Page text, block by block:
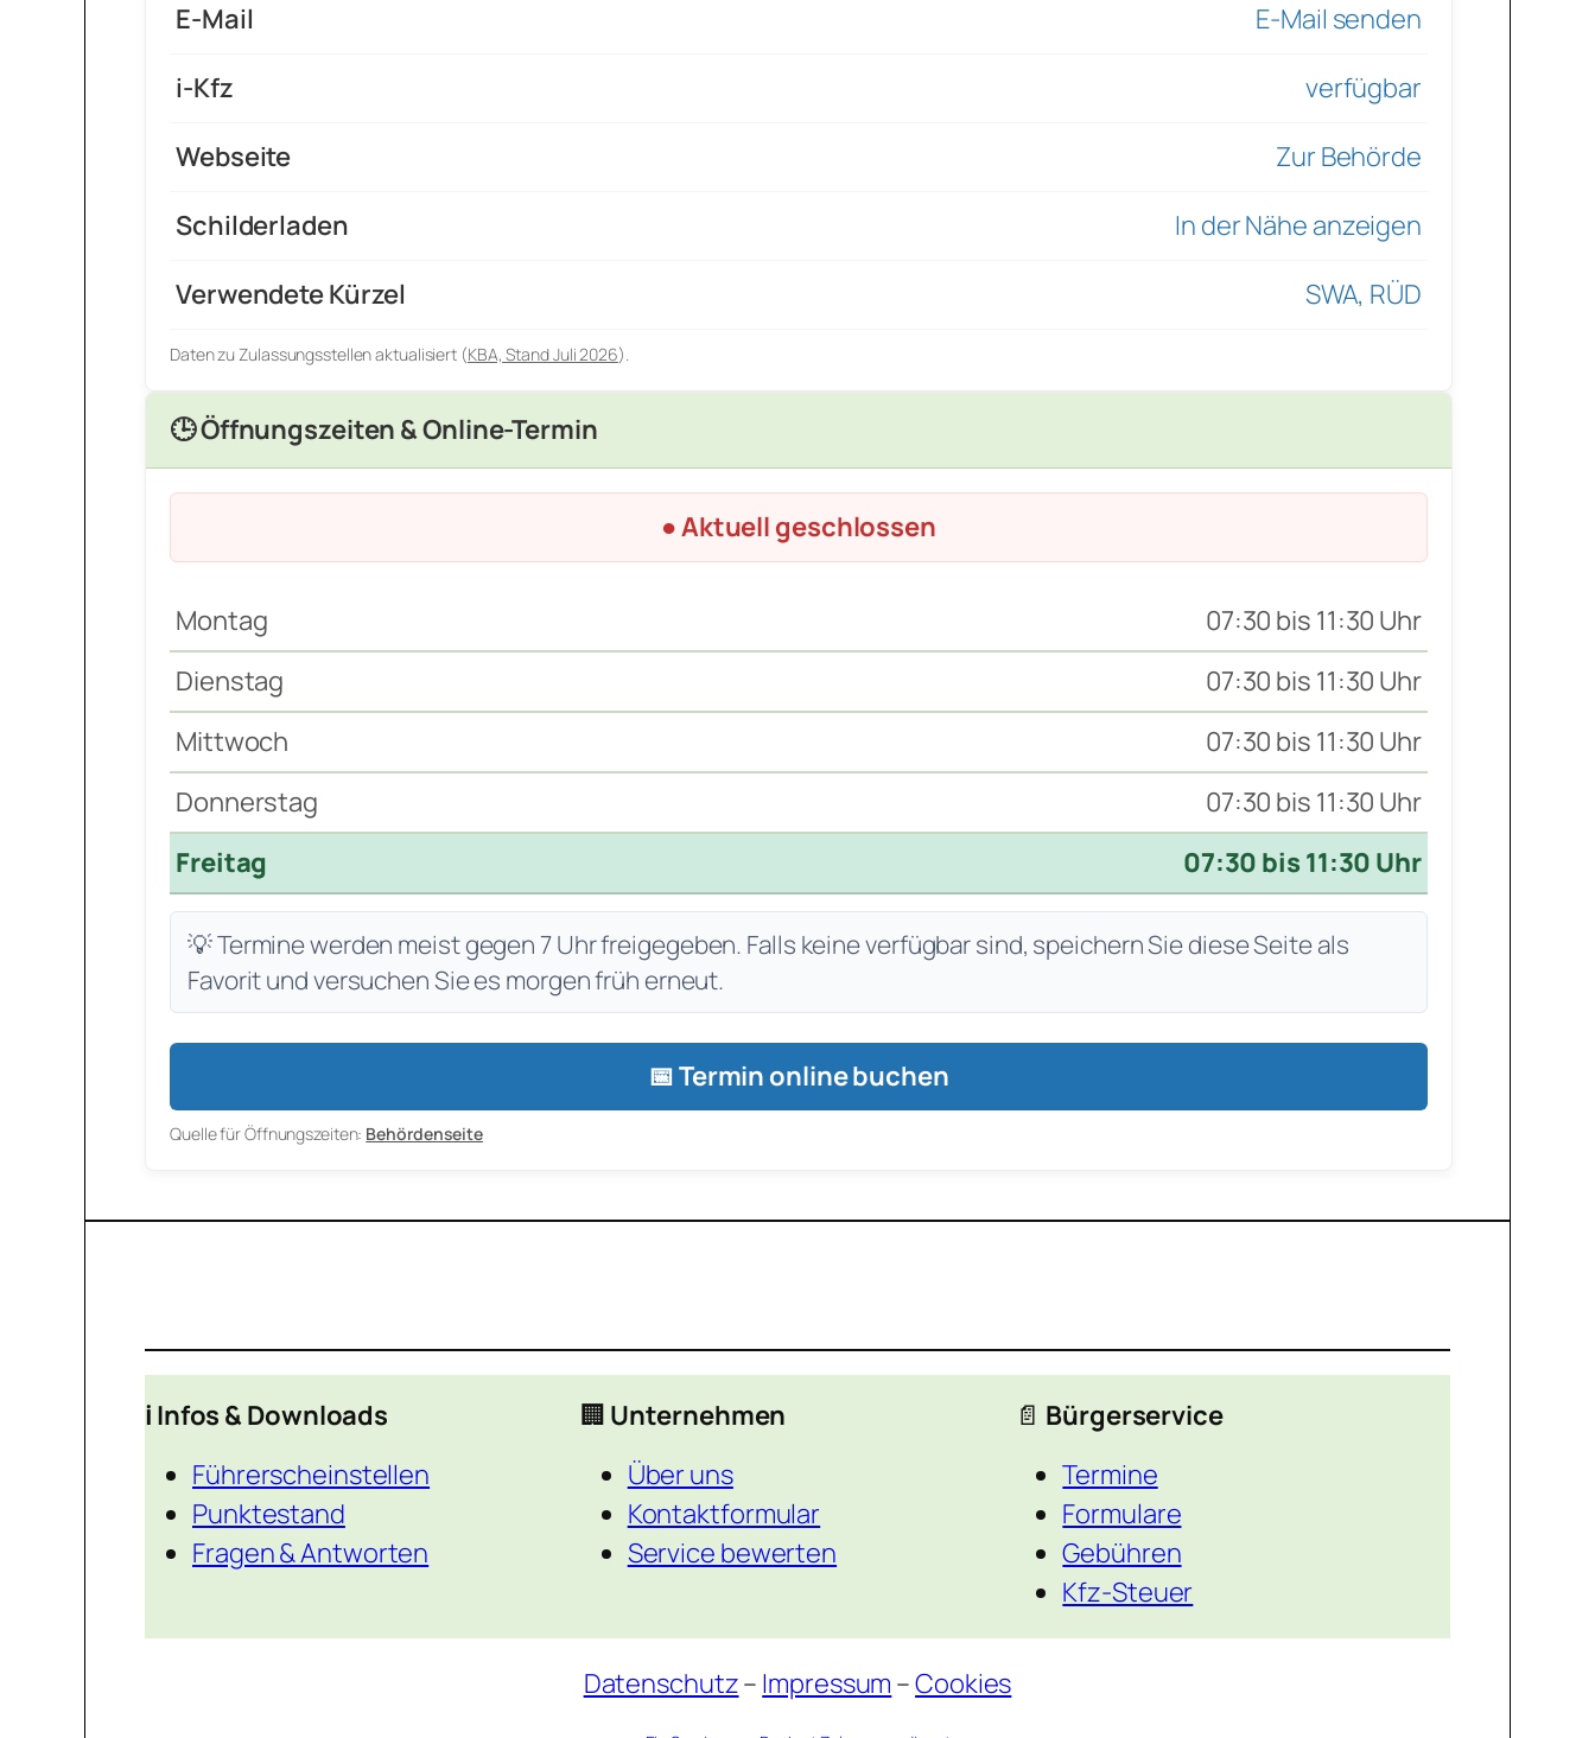
E-Mail
E-Mail senden
i-Kfz
verfügbar
Webseite
Zur Behörde
Schilderladen
In der Nähe anzeigen
Verwendete Kürzel
SWA, RÜD
Daten zu Zulassungsstellen aktualisiert (KBA, Stand Juli 2026).
🕒 Öffnungszeiten & Online-Termin
● Aktuell geschlossen
Montag
07:30 bis 11:30 Uhr
Dienstag
07:30 bis 11:30 Uhr
Mittwoch
07:30 bis 11:30 Uhr
Donnerstag
07:30 bis 11:30 Uhr
Freitag
07:30 bis 11:30 Uhr
💡 Termine werden meist gegen 7 Uhr freigegeben. Falls keine verfügbar sind, speichern Sie diese Seite als
Favorit und versuchen Sie es morgen früh erneut.
📅 Termin online buchen
Quelle für Öffnungszeiten: Behördenseite
ℹ️ Infos & Downloads
Führerscheinstellen
Punktestand
Fragen & Antworten
🏢 Unternehmen
Über uns
Kontaktformular
Service bewerten
📄 Bürgerservice
Termine
Formulare
Gebühren
Kfz-Steuer
Datenschutz– Impressum –Cookies